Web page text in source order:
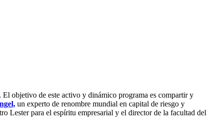
. El objetivo de este activo y dinámico programa es compartir y
un experto de renombre mundial en capital de riesgo y
Lester para el espíritu empresarial y el director de la facultad del